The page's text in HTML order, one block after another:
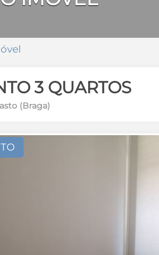
3 QUARTOS
(Braga)